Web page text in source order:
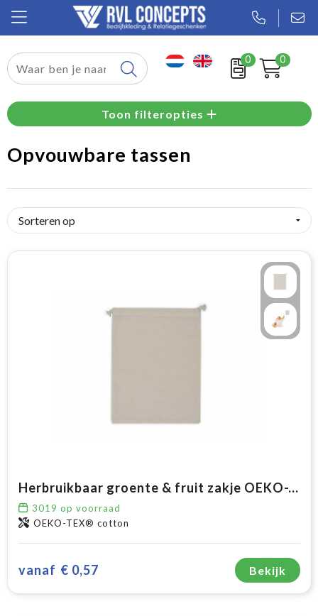
0 0
Relatiegeschenken
Tassen
Werkkleding
Toon filteropties
Opvouwbare tassen
Herbruikbaar groente & fruit zakje OEKO-TEX® katoen ecru 25x30cm
3019 op voorraad
OEKO-TEX® cotton
vanaf € 0,57 Bekijk